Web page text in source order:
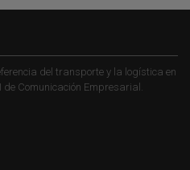
del transporte y la logística en
Comunicación Empresarial.